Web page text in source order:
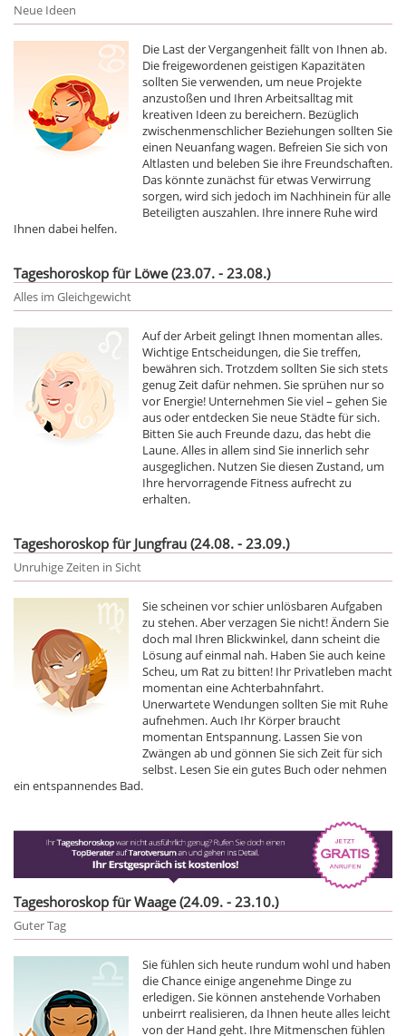
Neue Ideen
Die Last der Vergangenheit fällt von Ihnen ab.
Die freigewordenen geistigen Kapazitäten
sollten Sie verwenden, um neue Projekte
anzustoßen und Ihren Arbeitsalltag mit
kreativen Ideen zu bereichern. Bezüglich
zwischenmenschlicher Beziehungen sollten Sie
einen Neuanfang wagen. Befreien Sie sich von
Altlasten und beleben Sie ihre Freundschaften.
Das könnte zunächst für etwas Verwirrung
sorgen, wird sich jedoch im Nachhinein für alle
Beteiligten auszahlen. Ihre innere Ruhe wird
Ihnen dabei helfen.
Tageshoroskop für Löwe (23.07. - 23.08.)
Alles im Gleichgewicht
Auf der Arbeit gelingt Ihnen momentan alles.
Wichtige Entscheidungen, die Sie treffen,
bewähren sich. Trotzdem sollten Sie sich stets
genug Zeit dafür nehmen. Sie sprühen nur so
vor Energie! Unternehmen Sie viel – gehen Sie
aus oder entdecken Sie neue Städte für sich.
Bitten Sie auch Freunde dazu, das hebt die
Laune. Alles in allem sind Sie innerlich sehr
ausgeglichen. Nutzen Sie diesen Zustand, um
Ihre hervorragende Fitness aufrecht zu
erhalten.
Tageshoroskop für Jungfrau (24.08. - 23.09.)
Unruhige Zeiten in Sicht
Sie scheinen vor schier unlösbaren Aufgaben
zu stehen. Aber verzagen Sie nicht! Ändern Sie
doch mal Ihren Blickwinkel, dann scheint die
Lösung auf einmal nah. Haben Sie auch keine
Scheu, um Rat zu bitten! Ihr Privatleben macht
momentan eine Achterbahnfahrt.
Unerwartete Wendungen sollten Sie mit Ruhe
aufnehmen. Auch Ihr Körper braucht
momentan Entspannung. Lassen Sie von
Zwängen ab und gönnen Sie sich Zeit für sich
selbst. Lesen Sie ein gutes Buch oder nehmen
ein entspannendes Bad.
Tageshoroskop für Waage (24.09. - 23.10.)
Guter Tag
Sie fühlen sich heute rundum wohl und haben
die Chance einige angenehme Dinge zu
erledigen. Sie können anstehende Vorhaben
unbeirrt realisieren, da Ihnen heute alles leicht
von der Hand geht. Ihre Mitmenschen fühlen